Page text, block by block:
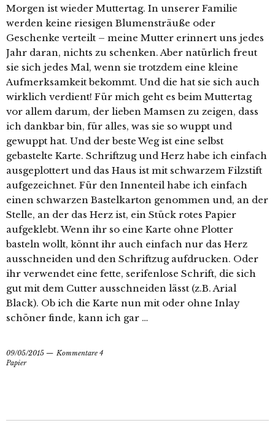
Morgen ist wieder Muttertag. In unserer Familie
werden keine riesigen Blumensträuße oder
Geschenke verteilt – meine Mutter erinnert uns jedes
Jahr daran, nichts zu schenken. Aber natürlich freut
sie sich jedes Mal, wenn sie trotzdem eine kleine
Aufmerksamkeit bekommt. Und die hat sie sich auch
wirklich verdient! Für mich geht es beim Muttertag
vor allem darum, der lieben Mamsen zu zeigen, dass
ich dankbar bin, für alles, was sie so wuppt und
gewuppt hat. Und der beste Weg ist eine selbst
gebastelte Karte. Schriftzug und Herz habe ich einfach
ausgeplottert und das Haus ist mit schwarzem Filzstift
aufgezeichnet. Für den Innenteil habe ich einfach
einen schwarzen Bastelkarton genommen und, an der
Stelle, an der das Herz ist, ein Stück rotes Papier
aufgeklebt. Wenn ihr so eine Karte ohne Plotter
basteln wollt, könnt ihr auch einfach nur das Herz
ausschneiden und den Schriftzug aufdrucken. Oder
ihr verwendet eine fette, serifenlose Schrift, die sich
gut mit dem Cutter ausschneiden lässt (z.B. Arial
Black). Ob ich die Karte nun mit oder ohne Inlay
schöner finde, kann ich gar …
09/05/2015
Kommentare 4
Papier